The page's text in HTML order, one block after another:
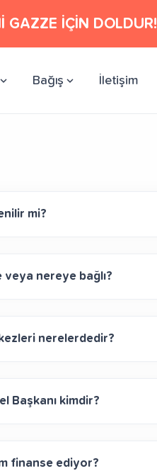
GAZZE İÇİN DOLDUR!
Bağış İletişim
mi?
nereye bağlı?
nerelerdedir?
Başkanı kimdir?
finanse ediyor?